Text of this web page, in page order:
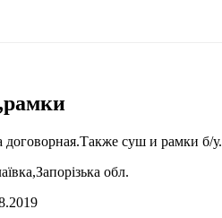
суш и рамки б/у.
обл.